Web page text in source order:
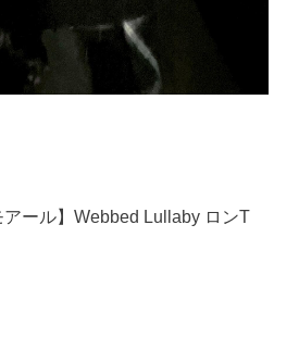
ール】Webbed Lullaby ロンT